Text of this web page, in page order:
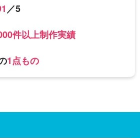
／5
件以上制作実績
1点もの